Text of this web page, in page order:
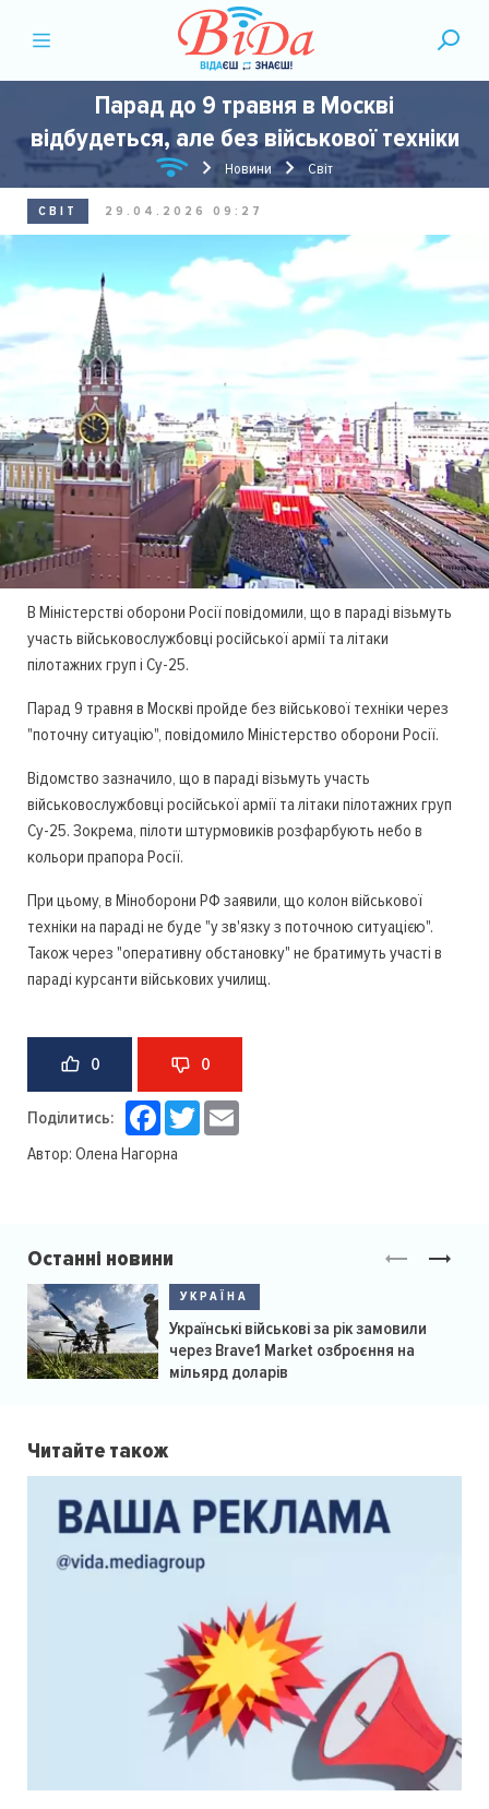
Парад до 9 травня в Москві
відбудеться, але без військової техніки
Новини Світ
СВІТ 29.04.2026 09:27
В Міністерстві оборони Росії повідомили, що в параді візьмуть
участь військовослужбовці російської армії та літаки
пілотажних груп і Су-25.
Парад 9 травня в Москві пройде без військової техніки через
"поточну ситуацію", повідомило Міністерство оборони Росії.
Відомство зазначило, що в параді візьмуть участь
військовослужбовці російської армії та літаки пілотажних груп
Су-25. Зокрема, пілоти штурмовиків розфарбують небо в
кольори прапора Росії.
При цьому, в Міноборони РФ заявили, що колон військової
техніки на параді не буде "у зв'язку з поточною ситуацією".
Також через "оперативну обстановку" не братимуть участі в
параді курсанти військових училищ.
0 0
Поділитись: Facebook
Twitter
Автор: Олена Нагорна
Останні новини
УКРАЇНА
Українські військові за рік замовили
через Brave1 Market озброєння на
мільярд доларів
Читайте також